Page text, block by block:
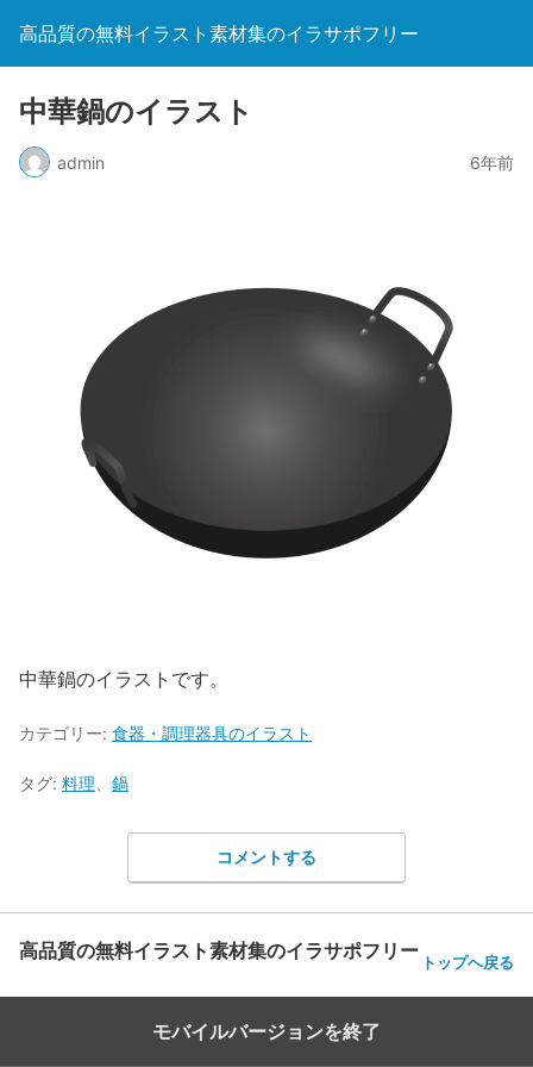
高品質の無料イラスト素材集のイラサポフリー
中華鍋のイラスト
admin 6年前
中華鍋のイラストです。
カテゴリー: 食器・調理器具のイラスト
タグ: 料理 鍋
コメントする
高品質の無料イラスト素材集のイラサポフリー トップへ戻る
モバイルバージョンを終了